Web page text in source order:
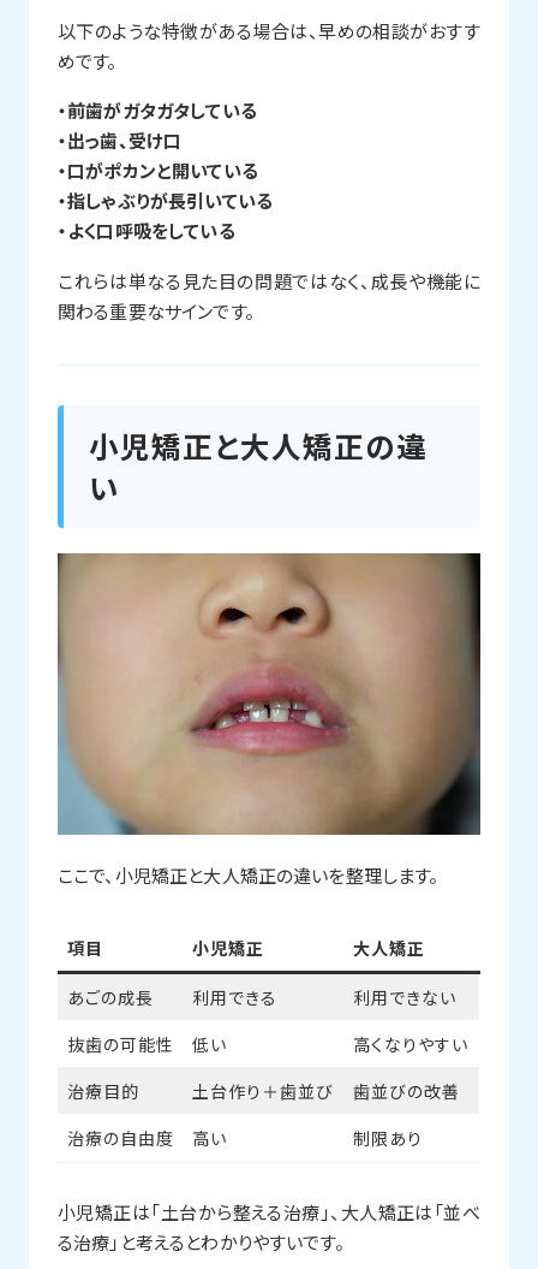
以下のような特徴がある場合は、早めの相談がおすす
めです。
・前歯がガタガタしている
・出っ歯、受け口
・口がポカンと開いている
・指しゃぶりが長引いている
・よく口呼吸をしている
これらは単なる見た目の問題ではなく、成長や機能に
関わる重要なサインです。
小児矯正と大人矯正の違
い
ここで、小児矯正と大人矯正の違いを整理します。
項目 小児矯正 大人矯正
あごの成長 利用できる
利用できない
抜歯の可能性
低い
高くなりやすい
治療目的
土台作り＋歯並び
歯並びの改善
治療の自由度
高い 制限あり
小児矯正は「土台から整える治療」、大人矯正は「並べ
る治療」と考えるとわかりやすいです。